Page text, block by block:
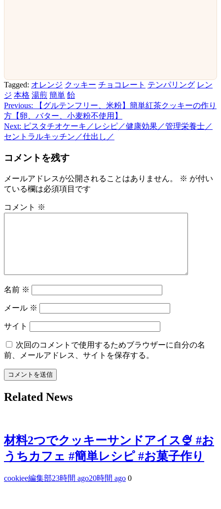
Tagged: オレンジ クッキー チョコレート テンパリング レン
ジ 本格 湯煎 簡単 飴
投
稿
ナ
ビ
ー
シ
Previous:
【グルテンフリー、米粉】簡単紅茶クッキーの作り
方【卵、バター、小麦粉不使用】
Next: ピスタチオケーキ／レシピ／健康効果／管理栄養士／
セントラルキッチン／仕出し／
コメントを残す
メールアドレスが公開されることはありません。 ※ が付い
ている欄は必須項目です
コメント ※
名前 ※
メール ※
サイト
次回のコメントで使用するためブラウザーに自分の名
前、メールアドレス、サイトを保存する。
Related News
材料2つでクッキーサンドアイス🍨 #お
うちカフェ #簡単レシピ #お菓子作り
cookiee編集部23時間 ago20時間 ago 0